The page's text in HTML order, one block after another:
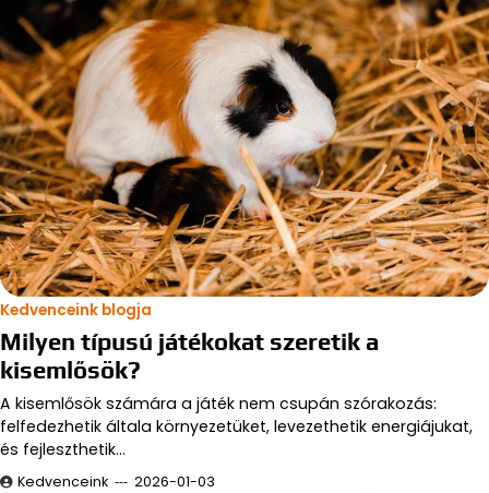
Kedvenceink blogja
Milyen típusú játékokat szeretik a
kisemlősök?
A kisemlősök számára a játék nem csupán szórakozás:
felfedezhetik általa környezetüket, levezethetik energiájukat,
és fejleszthetik…
Kedvenceink
2026-01-03